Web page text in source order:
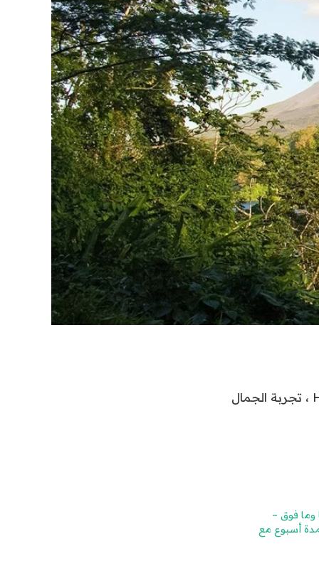
من شواطئ Tamarindo إلى Hot Springs of Rincón de La Vieja National Park ، تجربة الجمال
وما فوق –
أسبوع مع